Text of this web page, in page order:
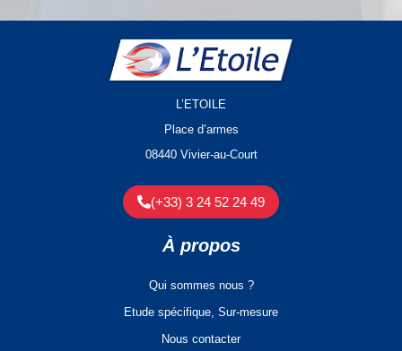
L’ETOILE
Place d’armes
08440 Vivier-au-Court
(+33) 3 24 52 24 49
À propos
Qui sommes nous ?
Etude spécifique, Sur-mesure
Nous contacter